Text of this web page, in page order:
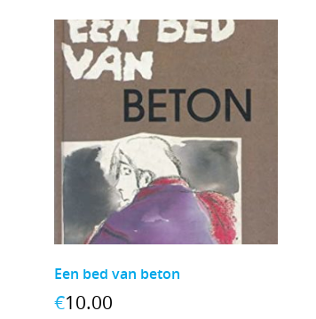
Een bed van beton
€10.00